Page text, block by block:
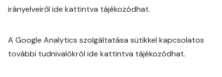
irányelveiről ide kattintva tájékozódhat.
A Google Analytics szolgáltatása sütikkel kapcsolatos
további tudnivalókról ide kattintva tájékozódhat.